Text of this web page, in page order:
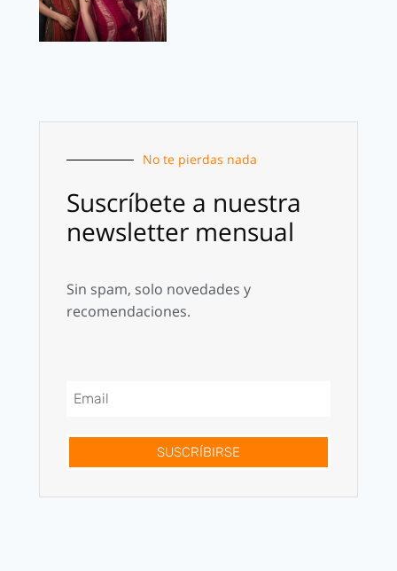
No te pierdas nada
Suscríbete a nuestra
newsletter mensual
Sin spam, solo novedades y
recomendaciones.
SUSCRÍBIRSE